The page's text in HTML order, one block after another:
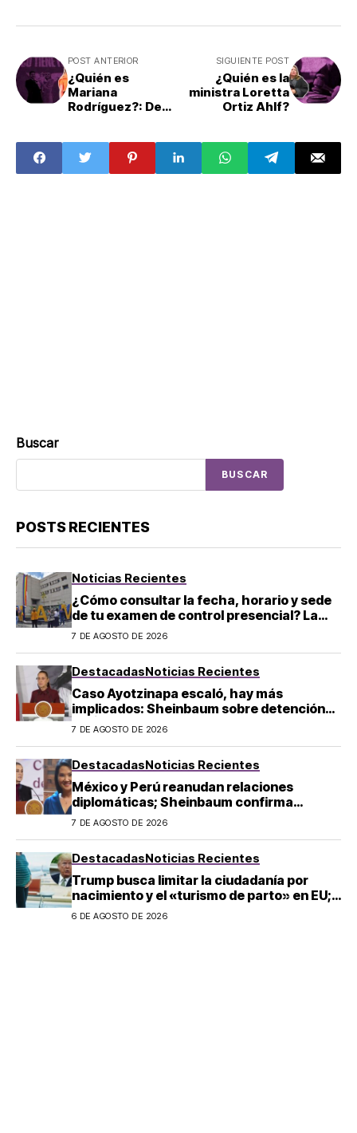
POST ANTERIOR
¿Quién es
Mariana
Rodríguez?: De
"fosfo"
SIGUIENTE POST
¿Quién es la
ministra Loretta
Ortiz Ahlf?
Buscar
BUSCAR
POSTS RECIENTES
Noticias Recientes
¿Cómo consultar la fecha, horario y sede
de tu examen de control presencial? La
UNAM da pasos a seguir
7 DE AGOSTO DE 2026
DestacadasNoticias Recientes
Caso Ayotzinapa escaló, hay más
implicados: Sheinbaum sobre detención
de Ángel Aguirre
7 DE AGOSTO DE 2026
DestacadasNoticias Recientes
México y Perú reanudan relaciones
diplomáticas; Sheinbaum confirma
llegada de Betssy Chávez al país
7 DE AGOSTO DE 2026
DestacadasNoticias Recientes
Trump busca limitar la ciudadanía por
nacimiento y el «turismo de parto» en EU;
¿a quién afecta?
6 DE AGOSTO DE 2026